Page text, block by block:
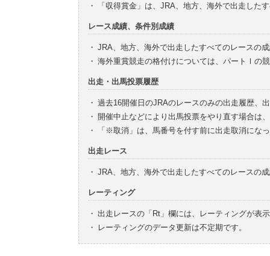
・
「収得賞金」は、JRA、地方、海外で出走した
レース成績、条件別成績
・ JRA、地方、海外で出走したすべてのレースの
・ 海外重賞競走の格付けについては、パートⅠの
出走・出馬投票履歴
・ 過去16開催日のJRAのレースのみの出走履歴、
・ 開催中止などにより出馬投票をやり直す場合は
・
「※取消」は、馬番号を付す前に出走取消にな
出走レース
・ JRA、地方、海外で出走したすべてのレースの
レーティング
・ 出走レースの「Rt」欄には、レーティングが表
・
レーティングのデータ更新は不定期です。